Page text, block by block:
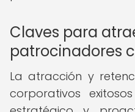
Claves para
patrocinadores
La atracción y
corporativos